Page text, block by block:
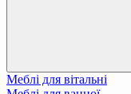
Меблі для вітальні